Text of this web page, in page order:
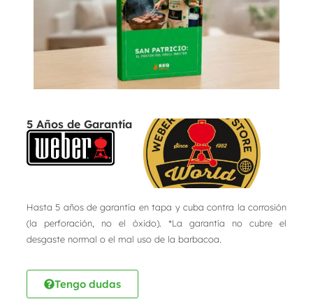
5 Años de Garantía
Hasta 5 años de garantía en tapa y cuba contra la corrosión
(la perforación, no el óxido). *La garantía no cubre el
desgaste normal o el mal uso de la barbacoa.
Tengo dudas